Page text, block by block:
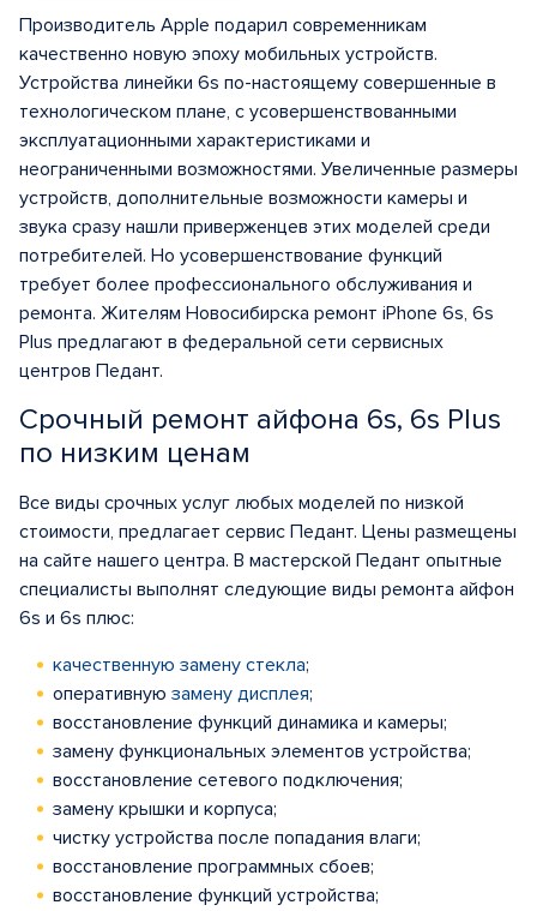
Производитель Apple подарил современникам
качественно новую эпоху мобильных устройств.
Устройства линейки 6s по-настоящему совершенные в
технологическом плане, с усовершенствованными
эксплуатационными характеристиками и
неограниченными возможностями. Увеличенные размеры
устройств, дополнительные возможности камеры и
звука сразу нашли приверженцев этих моделей среди
потребителей. Но усовершенствование функций
требует более профессионального обслуживания и
ремонта. Жителям Новосибирска ремонт iPhone 6s, 6s
Plus предлагают в федеральной сети сервисных
центров Педант.
Срочный ремонт айфона 6s, 6s Plus
по низким ценам
Все виды срочных услуг любых моделей по низкой
стоимости, предлагает сервис Педант. Цены размещены
на сайте нашего центра. В мастерской Педант опытные
специалисты выполнят следующие виды ремонта айфон
6s и 6s плюс:
качественную замену стекла;
оперативную замену дисплея;
восстановление функций динамика и камеры;
замену функциональных элементов устройства;
восстановление сетевого подключения;
замену крышки и корпуса;
чистку устройства после попадания влаги;
восстановление программных сбоев;
восстановление функций устройства;